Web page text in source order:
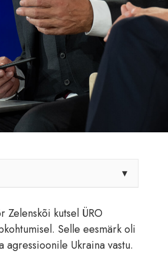
▾
kutsel ÜRO
Selle eesmärk oli
Ukraina vastu.